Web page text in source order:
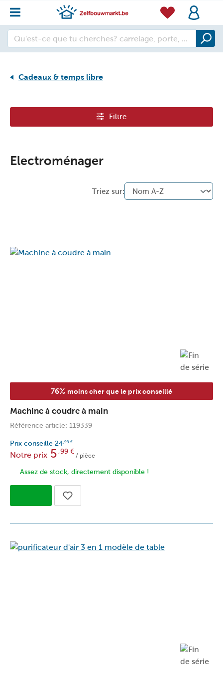
Cadeaux & temps libre
Filtre
Electroménager
76% moins cher que le prix conseillé
Machine à coudre à main
Référence article: 119339
Prix conseille 24,99 €
Notre prix 5 ,99€
/ pièce
Assez de stock, directement disponible !